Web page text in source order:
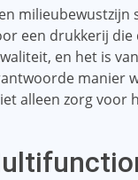
een drukkerij
en het is
manier
alleen zorg voor